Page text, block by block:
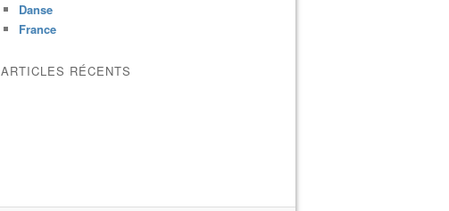
Danse
France
ARTICLES RÉCENTS